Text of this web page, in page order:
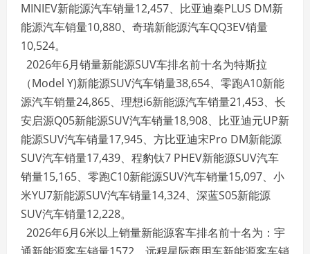
MINIEV新能源汽车销量12,457、比亚迪秦PLUS DM新
能源汽车销量10,880、奇瑞新能源汽车QQ3EV销量
10,524。
2026年6月销量新能源SUV车排名前十名为特斯拉
（Model Y)新能源SUV汽车销量38,654、零跑A10新能
源汽车销量24,865、理想i6新能源汽车销量21,453、长
安启源Q05新能源SUV汽车销量18,908、比亚迪元UP新
能源SUV汽车销量17,945、方比亚迪宋Pro DM新能源
SUV汽车销量17,439、程豹钛7 PHEV新能源SUV汽车
销量15,165、零跑C10新能源SUV汽车销量15,097、小
米YU7新能源SUV汽车销量14,324、深蓝S05新能源
SUV汽车销量12,228。
2026年6月6米以上销量新能源客车排名前十名为：宇